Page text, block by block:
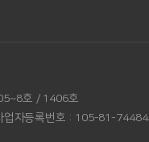
호 / 1406호
업자등록번호 : 105-81-74484